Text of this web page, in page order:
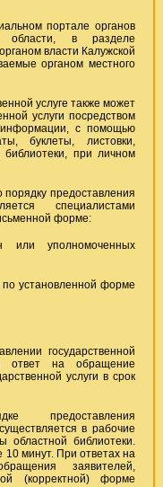
портале органов
области, в разделе
власти Калужской
органом местного
услуге также может
услуги посредством
информации, с помощью
буклеты, листовки,
при личном
предоставления
специалистами
форме:
уполномоченных
установленной форме
государственной
ответ на обращение
услуги в срок
предоставления
в рабочие
областной библиотеки.
10 минут. При ответах на
заявителей,
(корректной) форме